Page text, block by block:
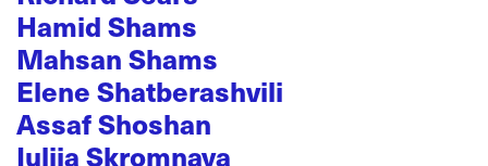
Hamid Shams
Mahsan Shams
Elene Shatberashvili
Assaf Shoshan
Iuliia Skromnaya